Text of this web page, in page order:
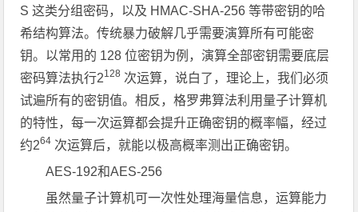
S 这类分组密码，以及 HMAC-SHA-256 等带密钥的哈
希结构算法。传统暴力破解几乎需要演算所有可能密
钥。以常用的 128 位密钥为例，演算全部密钥需要底层
密码算法执行2128 次运算，说白了，理论上，我们必须
试遍所有的密钥值。相反，格罗弗算法利用量子计算机
的特性，每一次运算都会提升正确密钥的概率幅，经过
约264 次运算后，就能以极高概率测出正确密钥。
AES-192和AES-256
虽然量子计算机可一次性处理海量信息，运算能力